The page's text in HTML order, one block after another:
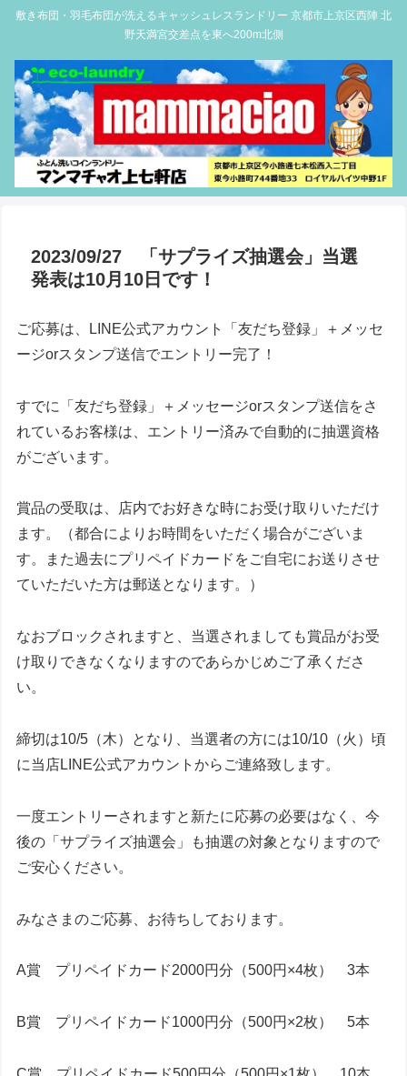
敷き布団・羽毛布団が洗えるキャッシュレスランドリー 京都市上京区西陣 北
野天満宮交差点を東へ200m北側
2023/09/27 「サプライズ抽選会」当選
発表は10月10日です！
ご応募は、LINE公式アカウント「友だち登録」＋メッセ
ージorスタンプ送信でエントリー完了！
すでに「友だち登録」＋メッセージorスタンプ送信をさ
れているお客様は、エントリー済みで自動的に抽選資格
がございます。
賞品の受取は、店内でお好きな時にお受け取りいただけ
ます。（都合によりお時間をいただく場合がございま
す。また過去にプリペイドカードをご自宅にお送りさせ
ていただいた方は郵送となります。）
なおブロックされますと、当選されましても賞品がお受
け取りできなくなりますのであらかじめご了承くださ
い。
締切は10/5（木）となり、当選者の方には10/10（火）頃
に当店LINE公式アカウントからご連絡致します。
一度エントリーされますと新たに応募の必要はなく、今
後の「サプライズ抽選会」も抽選の対象となりますので
ご安心ください。
みなさまのご応募、お待ちしております。
A賞 プリペイドカード2000円分（500円×4枚） 3本
B賞 プリペイドカード1000円分（500円×2枚） 5本